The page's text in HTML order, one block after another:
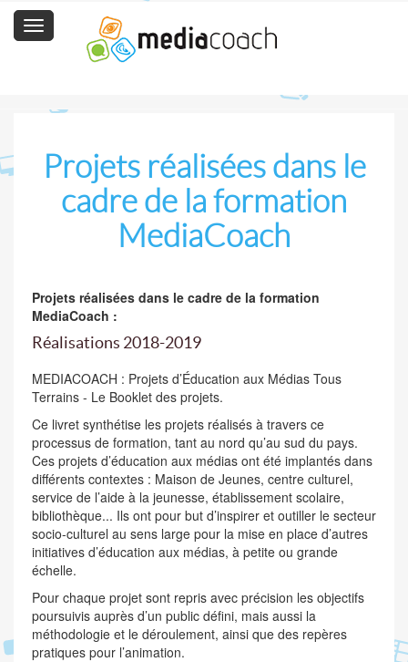
Toggle
navigation
Projets réalisées dans le
cadre de la formation
MediaCoach
Projets réalisées dans le cadre de la formation
MediaCoach :
Réalisations 2018-2019
MEDIACOACH : Projets d’Éducation aux Médias Tous
Terrains - Le Booklet des projets.
Ce livret synthétise les projets réalisés à travers ce
processus de formation, tant au nord qu’au sud du pays.
Ces projets d’éducation aux médias ont été implantés dans
différents contextes : Maison de Jeunes, centre culturel,
service de l’aide à la jeunesse, établissement scolaire,
bibliothèque... Ils ont pour but d’inspirer et outiller le secteur
socio-culturel au sens large pour la mise en place d’autres
initiatives d’éducation aux médias, à petite ou grande
échelle.
Pour chaque projet sont repris avec précision les objectifs
poursuivis auprès d’un public défini, mais aussi la
méthodologie et le déroulement, ainsi que des repères
pratiques pour l’animation.